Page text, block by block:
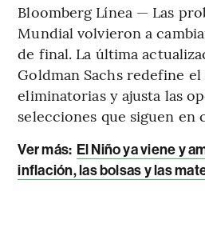
Bloomberg Línea — Las
Mundial volvieron a
de final. La última
Goldman Sachs redefine
eliminatorias y ajusta las
selecciones que siguen
Ver más: El Niño ya viene y
inflación, las bolsas y las